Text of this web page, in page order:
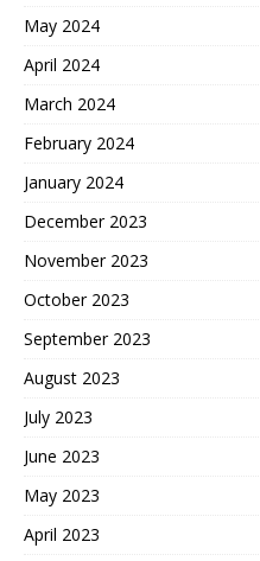
May 2024
April 2024
March 2024
February 2024
January 2024
December 2023
November 2023
October 2023
September 2023
August 2023
July 2023
June 2023
May 2023
April 2023